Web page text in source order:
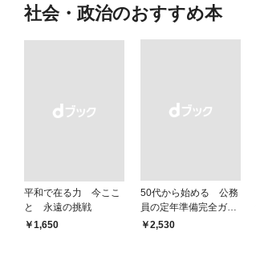
社会・政治のおすすめ本
平和で在る力 今ここ
と 永遠の挑戦
￥1,650
50代から始める 公務
員の定年準備完全ガイ
ド
￥2,530